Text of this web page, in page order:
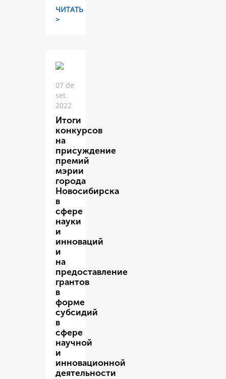
ЧИТАТЬ
>
07 de
set.
2022
Итоги
конкурсов
на
присуждение
премий
мэрии
города
Новосибирска
в
сфере
науки
и
инноваций
и
на
предоставление
грантов
в
форме
субсидий
в
сфере
научной
и
инновационной
деятельности